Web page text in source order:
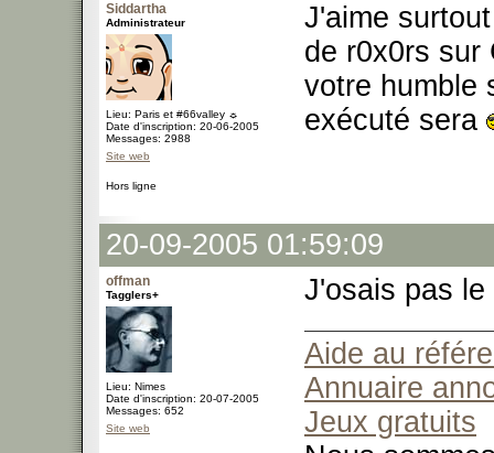
Siddartha
Administrateur
Lieu: Paris et #66valley ☼
Date d'inscription: 20-06-2005
Messages: 2988
Site web
J'aime
de r0x0rs sur
votre humble
exécuté sera
Hors ligne
20-09-2005 01:59:09
offman
Tagglers+
Lieu: Nimes
Date d'inscription: 20-07-2005
Messages: 652
Site web
J'osais pas
Aide au
Annuaire
Jeux gratuits